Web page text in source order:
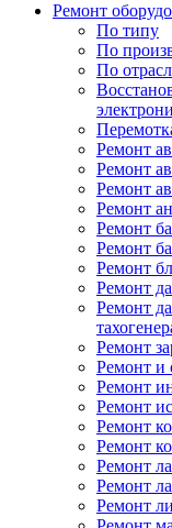
Ремонт
По типу
По
По
Ремонт
Ремонт
Ремонт
Ремонт
Ремонт
Ремонт
Ремонт
Ремонт
Ремонт
Ремонт
Ремонт и
Ремонт
Ремонт
Ремонт
Ремонт
Ремонт
Ремонт
Ремонт